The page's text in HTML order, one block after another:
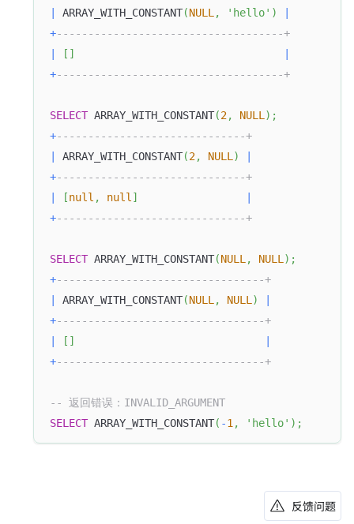
ARRAY_WITH_CONSTANT(NULL , 'hello' )
+------------------------------------+
[ ]
+------------------------------------+
SELECT ARRAY_WITH_CONSTANT(2, NULL ) ;
+------------------------------+
ARRAY_WITH_CONSTANT(2, NULL )
+------------------------------+
[null , null ]
+------------------------------+
SELECT ARRAY_WITH_CONSTANT(NULL , NULL ) ;
+---------------------------------+
ARRAY_WITH_CONSTANT(NULL , NULL )
+---------------------------------+
[ ]
+---------------------------------+
-- 返回错误：INVALID_ARGUMENT
SELECT ARRAY_WITH_CONSTANT( -1 , 'hello' ) ;
反馈问题